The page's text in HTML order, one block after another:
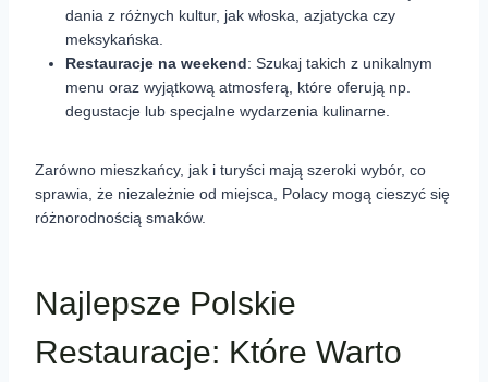
dania z różnych kultur, jak włoska, azjatycka czy
meksykańska.
Restauracje na weekend: Szukaj takich z unikalnym
menu oraz wyjątkową atmosferą, które oferują np.
degustacje lub specjalne wydarzenia kulinarne.
Zarówno mieszkańcy, jak i turyści mają szeroki wybór, co
sprawia, że niezależnie od miejsca, Polacy mogą cieszyć się
różnorodnością smaków.
Najlepsze Polskie
Restauracje: Które Warto